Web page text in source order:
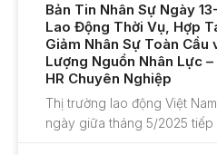
Bản Tin Nhân Sự Ngày
Lao Động Thời Vụ, Hợp
Giảm Nhân Sự Toàn Cầu
Lượng Nguồn Nhân Lực
HR Chuyên Nghiệp
Thị trường lao động Việt
ngày giữa tháng 5/2025